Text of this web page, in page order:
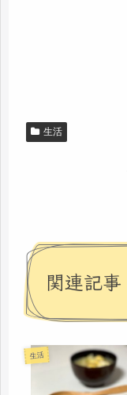
生活
関連記事
生活